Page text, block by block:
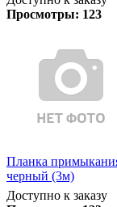
Просмотры: 123
Планка
черный (3м)
Доступно к заказу